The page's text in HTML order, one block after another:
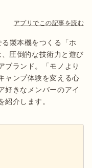
アプリでこの記事を読む
製本機をつくる「ホ
圧倒的な技術力と遊び
ブランド。「モノより
ャンプ体験を変える心
好きなメンバーのアイ
介します。